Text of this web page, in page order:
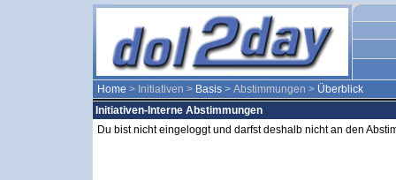
Home > Initiativen > Basis > Abstimmungen > Überblick
Initiativen-Interne Abstimmungen
Du bist nicht eingeloggt und darfst deshalb nicht an den